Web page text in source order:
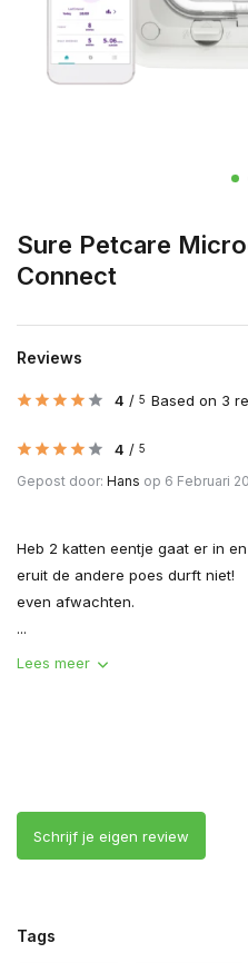
Sure Petcare
Connect
Reviews
4 / 5 Based on 3
4 / 5
Gepost door: Hans op 6 Februari
Heb 2 katten eentje gaat er in en
eruit de andere poes durft niet!
even afwachten.
...
Lees meer
Schrijf je eigen review
Tags